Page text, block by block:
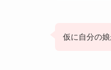
仮に自分の